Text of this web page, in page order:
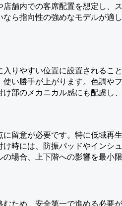
舗内での客席配置を想定し
ら指向性の強めなモデルが
りやすい位置に設置される
い勝手が上がります。色調や
部のメカニカル感にも配慮し
留意が必要です。特に低域
時には、防振パッドやイン
場合、上下階への影響を最小
ため、安全第一で進める必要